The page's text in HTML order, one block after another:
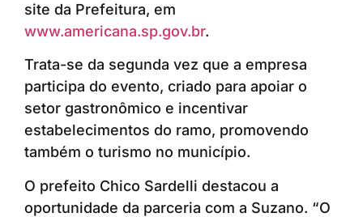
site da Prefeitura, em
www.americana.sp.gov.br.
Trata-se da segunda vez que a empresa
participa do evento, criado para apoiar o
setor gastronômico e incentivar
estabelecimentos do ramo, promovendo
também o turismo no município.
O prefeito Chico Sardelli destacou a
oportunidade da parceria com a Suzano. “O